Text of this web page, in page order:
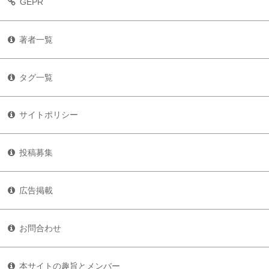
著者一覧
タグ一覧
サイトポリシー
投稿募集
広告掲載
お問合わせ
本サイトの趣旨とメンバー